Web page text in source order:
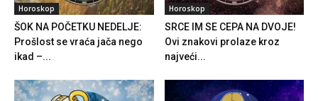
Horoskop
ŠOK NA POČETKU NEDELJE:
Prošlost se vraća jača nego
ikad –...
Horoskop
SRCE IM SE CEPA NA DVOJE!
Ovi znakovi prolaze kroz
najveći...